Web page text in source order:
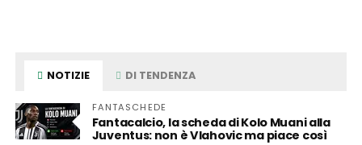
NOTIZIE DI TENDENZA
FANTASCHEDE
Fantacalcio, la scheda di Kolo Muani alla
Juventus: non è Vlahovic ma piace così